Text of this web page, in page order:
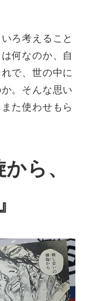
ろ考えること
何なのか、自
で、世の中に
。そんな思い
た使わせもら
ら、